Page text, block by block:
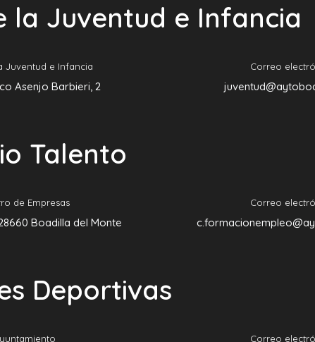
la Juventud e Infancia
Juventud e Infancia
Asenjo Barbieri, 2
Correo
Talento
de Empresas
Boadilla del Monte
Correo
Deportivas
Correo